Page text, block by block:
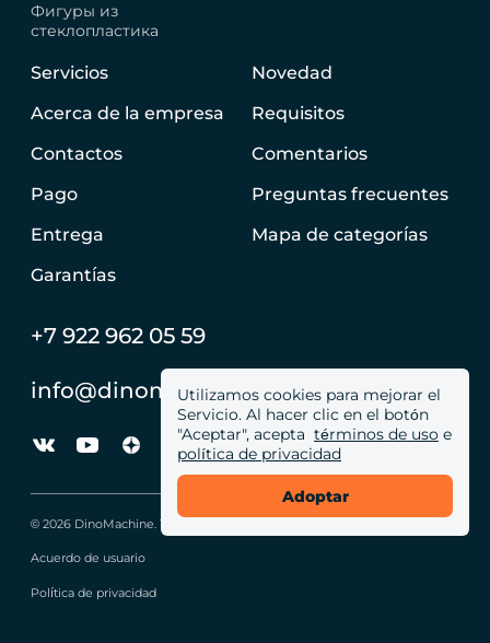
Utilizamos cookies para mejorar el
Servicio. Al hacer clic en el botón
"Aceptar", acepta términos de uso e
política de privacidad
Adoptar
Фигуры из
стеклопластика
Servicios
Acerca de la empresa
Contactos
Pago
Entrega
Garantías
Novedad
Requisitos
Comentarios
Preguntas frecuentes
Mapa de categorías
+7 922 962 05 59
info@dinomachine.ru
© 2026 DinoMachine. Todos los derechos reservados
Acuerdo de usuario
Política de privacidad